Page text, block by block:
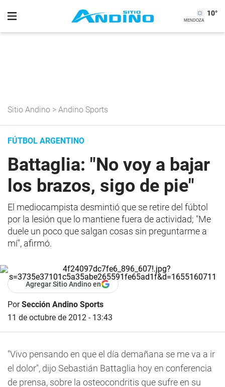
10°
Sitio Andino > Andino Sports
FÚTBOL ARGENTINO
Battaglia: "No voy a bajar
los brazos, sigo de pie"
El mediocampista desmintió que se retire del fúbtol
por la lesión que lo mantiene fuera de actividad; "Me
duele un poco que salgan cosas sin preguntarme a
mí", afirmó.
Agregar Sitio Andino en
PorSección Andino Sports
11 de octubre de 2012 - 13:43
"Vivo pensando en que el día demañana se me va a ir
el dolor", dijo Sebastián Battaglia hoy en conferencia
de prensa, sobre la osteocondritis que sufre en su